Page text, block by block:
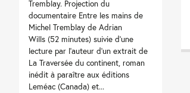
Tremblay. Projection du
documentaire Entre les mains de
Michel Tremblay de Adrian
Wills (52 minutes) suivie d’une
lecture par l’auteur d’un extrait de
La Traversée du continent, roman
inédit à paraître aux éditions
Leméac (Canada) et...